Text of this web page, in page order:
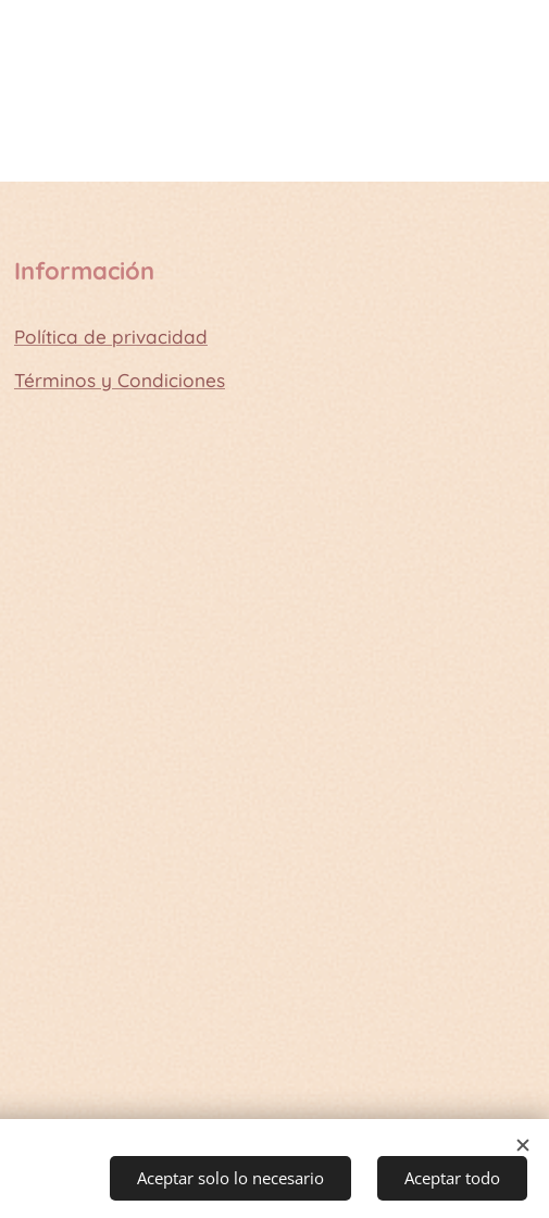
Información
Política de privacidad
Términos y Condiciones
Aceptar solo lo necesario Aceptar todo